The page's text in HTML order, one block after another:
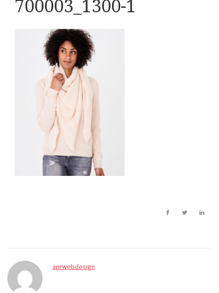
700003_1300-1
aprwebdesign